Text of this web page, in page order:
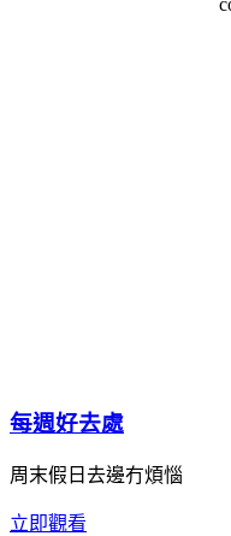
每週好去處
周末假日去邊冇煩惱
立即觀看